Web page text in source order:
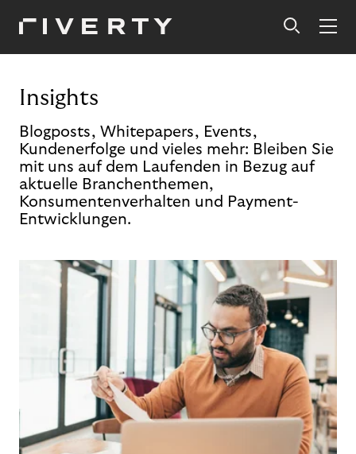
Insights
Blogposts, Whitepapers, Events,
Kundenerfolge und vieles mehr: Bleiben Sie
mit uns auf dem Laufenden in Bezug auf
aktuelle Branchenthemen,
Konsumentenverhalten und Payment-
Entwicklungen.